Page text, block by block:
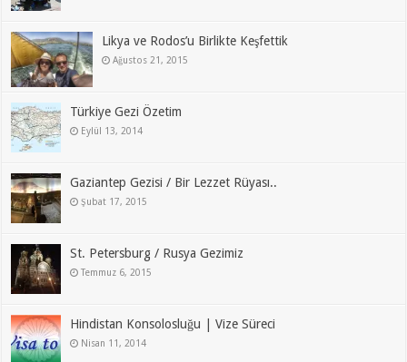
Likya ve Rodos’u Birlikte Keşfettik
Ağustos 21, 2015
Türkiye Gezi Özetim
Eylül 13, 2014
Gaziantep Gezisi / Bir Lezzet Rüyası..
Şubat 17, 2015
St. Petersburg / Rusya Gezimiz
Temmuz 6, 2015
Hindistan Konsolosluğu | Vize Süreci
Nisan 11, 2014